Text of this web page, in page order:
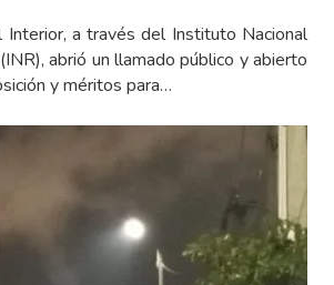
a través del Instituto Nacional
abrió un llamado público y abierto
y méritos para…